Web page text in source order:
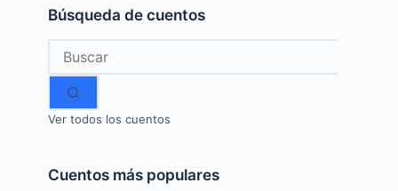
Búsqueda de cuentos
Sin
resultados
Ver todos los cuentos
Cuentos más populares